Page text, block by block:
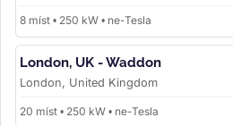
8 míst • 250 kW • ne-Tesla
London, UK - Waddon
London, United Kingdom
20 míst • 250 kW • ne-Tesla